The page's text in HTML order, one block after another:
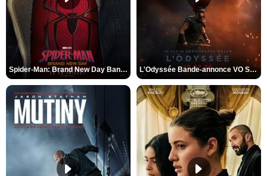
Spider-Man: Brand New Day Bande-annonce VO STFR L'Odyssée Bande-annonce VO STFR